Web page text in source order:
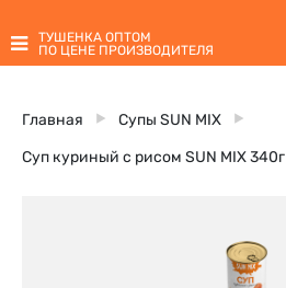
ТУШЕНКА ОПТОМ
ПО ЦЕНЕ ПРОИЗВОДИТЕЛЯ
Главная Супы SUN MIX
Суп куриный с рисом SUN MIX 340г